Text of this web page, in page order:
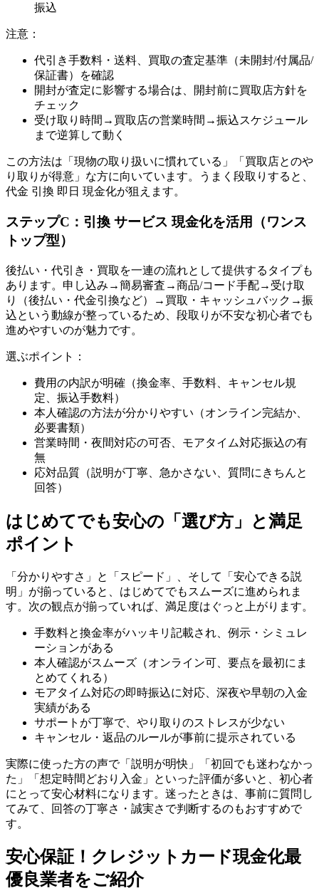
振込
注意：
代引き手数料・送料、買取の査定基準（未開封/付属品/
保証書）を確認
開封が査定に影響する場合は、開封前に買取店方針を
チェック
受け取り時間→買取店の営業時間→振込スケジュール
まで逆算して動く
この方法は「現物の取り扱いに慣れている」「買取店とのや
り取りが得意」な方に向いています。うまく段取りすると、
代金 引換 即日 現金化が狙えます。
ステップC：引換 サービス 現金化を活用（ワンス
トップ型）
後払い・代引き・買取を一連の流れとして提供するタイプも
あります。申し込み→簡易審査→商品/コード手配→受け取
り（後払い・代金引換など）→買取・キャッシュバック→振
込という動線が整っているため、段取りが不安な初心者でも
進めやすいのが魅力です。
選ぶポイント：
費用の内訳が明確（換金率、手数料、キャンセル規
定、振込手数料）
本人確認の方法が分かりやすい（オンライン完結か、
必要書類）
営業時間・夜間対応の可否、モアタイム対応振込の有
無
応対品質（説明が丁寧、急かさない、質問にきちんと
回答）
はじめてでも安心の「選び方」と満足
ポイント
「分かりやすさ」と「スピード」、そして「安心できる説
明」が揃っていると、はじめてでもスムーズに進められま
す。次の観点が揃っていれば、満足度はぐっと上がります。
手数料と換金率がハッキリ記載され、例示・シミュレ
ーションがある
本人確認がスムーズ（オンライン可、要点を最初にま
とめてくれる）
モアタイム対応の即時振込に対応、深夜や早朝の入金
実績がある
サポートが丁寧で、やり取りのストレスが少ない
キャンセル・返品のルールが事前に提示されている
実際に使った方の声で「説明が明快」「初回でも迷わなかっ
た」「想定時間どおり入金」といった評価が多いと、初心者
にとって安心材料になります。迷ったときは、事前に質問し
てみて、回答の丁寧さ・誠実さで判断するのもおすすめで
す。
安心保証！クレジットカード現金化最
優良業者をご紹介